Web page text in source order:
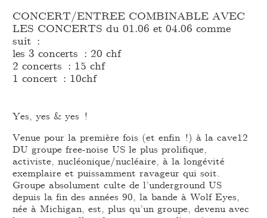
CONCERT/ENTREE COMBINABLE AVEC
LES CONCERTS du 01.06 et 04.06 comme
suit :
les 3 concerts : 20 chf
2 concerts : 15 chf
1 concert : 10chf
Yes, yes & yes !
Venue pour la première fois (et enfin !) à la cave12
DU groupe free-noise US le plus prolifique,
activiste, nucléonique/nucléaire, à la longévité
exemplaire et puissamment ravageur qui soit.
Groupe absolument culte de l’underground US
depuis la fin des années 90, la bande à Wolf Eyes,
née à Michigan, est, plus qu’un groupe, devenu avec